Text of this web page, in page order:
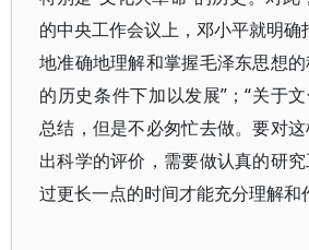
的中央工作会议上，邓小平就明确
地准确地理解和掌握毛泽东思想
的历史条件下加以发展”；“关于
总结，但是不必匆忙去做。要对
出科学的评价，需要做认真的研
过更长一点的时间才能充分理解和